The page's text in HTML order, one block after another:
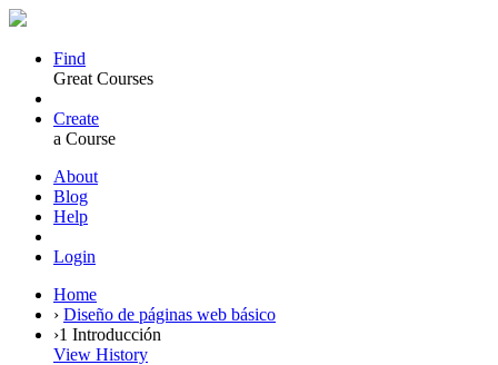
Find
Great Courses
Create
a Course
About
Blog
Help
Login
Home
› Diseño de páginas web básico
›1 Introducción
View History